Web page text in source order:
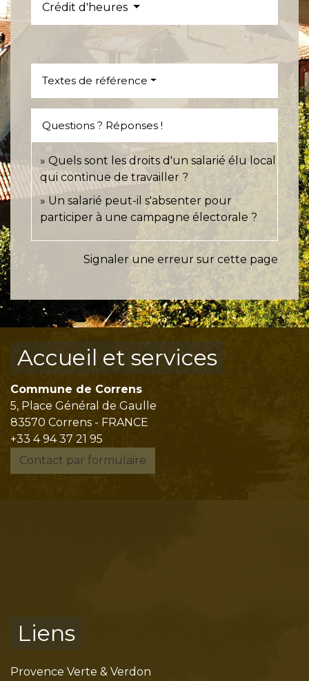
Crédit d'heures
Textes de référence
Questions ? Réponses !
Quels sont les droits d'un salarié élu local
qui continue de travailler ?
Un salarié peut-il s'absenter pour
participer à une campagne électorale ?
Signaler une erreur sur cette page
Accueil et services
Commune de Correns
5, Place Général de Gaulle
83570 Correns - FRANCE
+33 4 94 37 21 95
Contact par formulaire
Liens
Provence Verte & Verdon